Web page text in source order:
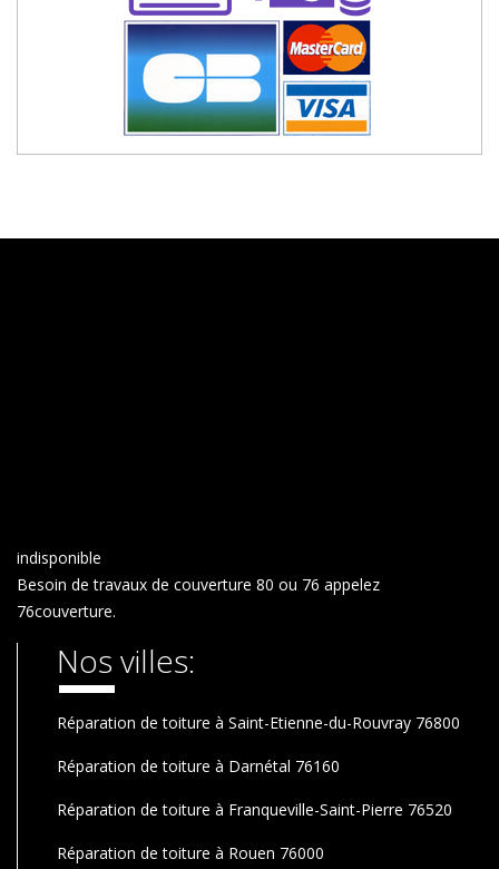
indisponible
Besoin detravaux de couverture 80 ou 76 appelez
76couverture.
Nos villes:
Réparation de toiture à Saint-Etienne-du-Rouvray 76800
Réparation de toiture à Darnétal 76160
Réparation de toiture à Franqueville-Saint-Pierre 76520
Réparation de toiture à Rouen 76000